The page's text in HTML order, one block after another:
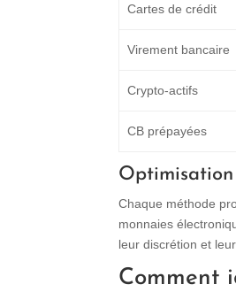
Cartes de crédit
Virement bancaire
Crypto-actifs
CB prépayées
Chaque méthode
monnaies
leur discrétion et
Comment